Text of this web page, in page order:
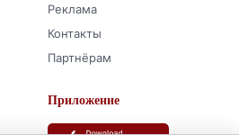
Реклама
Контакты
Партнёрам
Приложение